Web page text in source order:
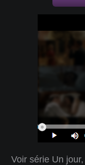
Voir série Un